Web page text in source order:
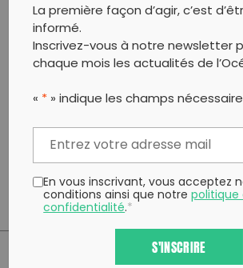
préserver les littoraux et les espaces
Porto. Ensemble, nous pouvons faire la
Nous serons heureuses de vous
N’hésitez pas à venir nous rencontrer
À très bientôt ! 🌊
Toute l'équipe SEA Plastics 2025
La première façon d’agir, c’est
informé.
Inscrivez-vous à notre newsletter
chaque mois les actualités de
« * » indique les champs
En vous inscrivant, vous acceptez
conditions ainsi que notrepolitique
confidentialité.*
S'INSCRIRE